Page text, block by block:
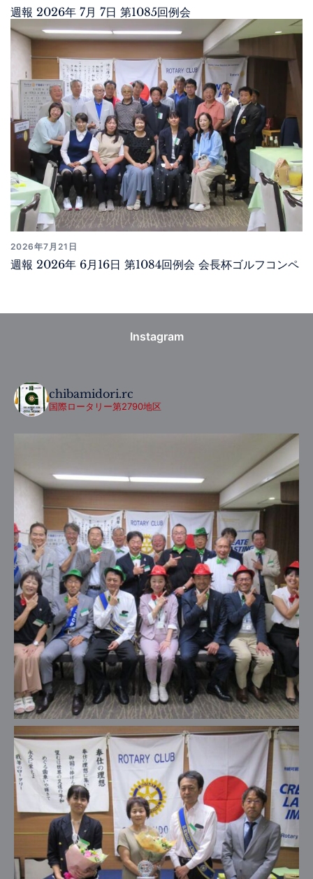
週報 2026年 7月 7日 第1085回例会
2026年7月21日
週報 2026年 6月16日 第1084回例会 会長杯ゴルフコンペ
Instagram
chibamidori.rc
国際ロータリー第2790地区